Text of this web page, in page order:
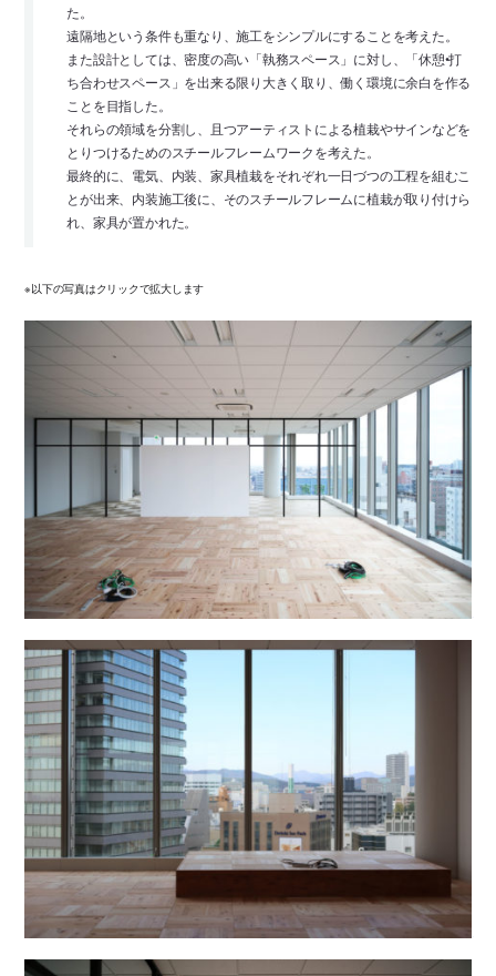
た。
遠隔地という条件も重なり、施工をシンプルにすることを考えた。
また設計としては、密度の高い「執務スペース」に対し、「休憩•打
ち合わせスペース」を出来る限り大きく取り、働く環境に余白を作る
ことを目指した。
それらの領域を分割し、且つアーティストによる植栽やサインなどを
とりつけるためのスチールフレームワークを考えた。
最終的に、電気、内装、家具植栽をそれぞれ一日づつの工程を組むこ
とが出来、内装施工後に、そのスチールフレームに植栽が取り付けら
れ、家具が置かれた。
※以下の写真はクリックで拡大します